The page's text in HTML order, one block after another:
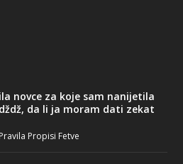
novce za koje sam nanijetila
da li ja moram dati zekat
Pravila Propisi Fetve